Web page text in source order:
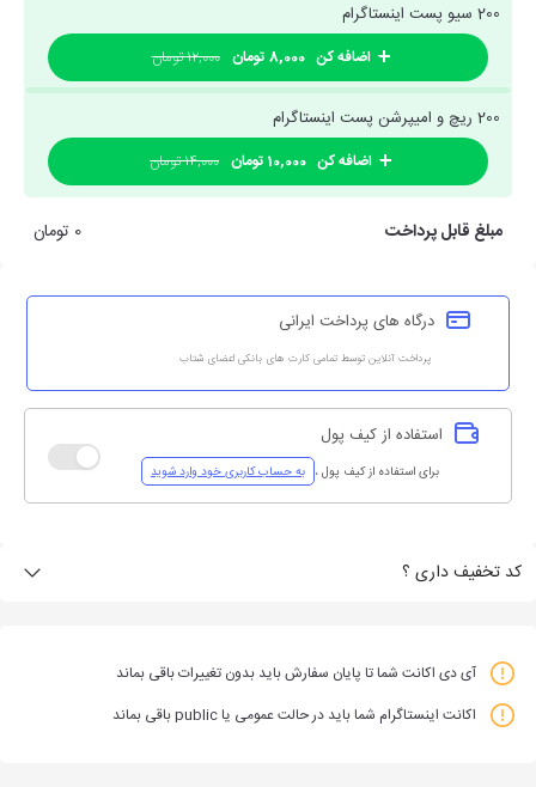
200 سیو پست اینستاگرام
اضافه کن 8,000 تومان 12,000 تومان
200 ریچ و امیپرشن پست اینستاگرام
اضافه کن 10,000 تومان 14,000 تومان
مبلغ قابل پرداخت 0 تومان
درگاه های پرداخت ایرانی
پرداخت آنلاین توسط تمامی کارت های بانکی اعضای شتاب
استفاده از کیف پول
برای استفاده از کیف پول، به حساب کاربری خود وارد شوید
کد تخفیف داری ؟
آی دی اکانت شما تا پایان سفارش باید بدون تغییرات باقی بماند
اکانت اینستاگرام شما باید در حالت عمومی یا public باقی بماند